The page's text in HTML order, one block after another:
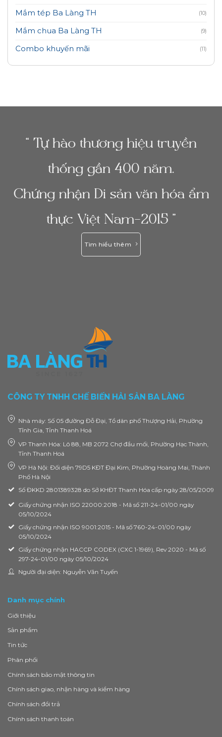
Mắm tép Ba Làng TH (10)
Mắm chua Ba Làng TH (9)
Combo khuyến mãi (11)
“ Tự hào thương hiệu truyền
thống gần 400 năm.
Chứng nhận Di sản văn hóa ẩm
thực Việt Nam-2015 ”
Tìm hiểu thêm
CÔNG TY TNHH CHẾ BIẾN HẢI SẢN BA LÀNG
Nhà máy: Số 05 đường Đỗ Đại, Tổ dân phố Thượng Hải, Phường
Tĩnh Gia, Tỉnh Thanh Hoá
VP Thanh Hóa: Lô 88, MB 2072 Chợ đầu mối, Phường Hạc Thành,
Tỉnh Thanh Hoá
VP Hà Nội: Đối diện 79D5 KĐT Đại Kim, Phường Hoàng Mai, Thành
Phố Hà Nội
Số ĐKKD 2801389328 do Sở KHĐT Thanh Hóa cấp ngày 28/05/2009
Giấy chứng nhận ISO 22000:2018 - Mã số 211-24-01/00 ngày
05/10/2024
Giấy chứng nhận ISO 9001:2015 - Mã số 760-24-01/00 ngày
05/10/2024
Giấy chứng nhận HACCP CODEX (CXC 1-1969), Rev 2020 - Mã số
297-24-01/00 ngày 05/10/2024
Người đại diện: Nguyễn Văn Tuyến
Danh mục chính
Giới thiệu
Sản phẩm
Tin tức
Phân phối
Chính sách bảo mật thông tin
Chính sách giao, nhận hàng và kiểm hàng
Chính sách đổi trả
Chính sách thanh toán